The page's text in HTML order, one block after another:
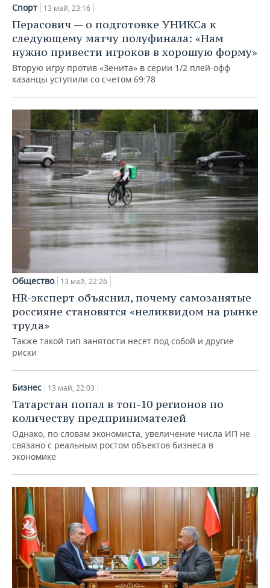
НЕФТЕХИМИЯ
НЕФТЬ
ОПК
ЭНЕРГЕТИКА
РОЗНИЧНАЯ ТОРГОВЛЯ
ТРАНСПОРТ
УСЛУГИ
НОВОСТИ ТЕХНОЛОГИЙ
IT
МЕДИА
МЕРОПРИЯТИЯ
НОВОСТИ МЕРОПРИЯТИЙ
ВЫЕЗДНАЯ РЕДАКЦИЯ
ONLINE-КОНФЕРЕНЦИИ
ОТКРЫТАЯ ЛЕКЦИЯ
СПОРТ
НОВОСТИ СПОРТА
ХОККЕЙ
БАСКЕТБОЛ
ВОЛЕЙБОЛ
КИБЕРСПОРТ
ФИГУРНОЕ КАТАНИЕ
ВОДНЫЕ ВИДЫ СПОРТА
ХОККЕЙ С МЯЧОМ
ОБЩЕСТВО
ВЛАСТЬ
ИНФРАСТРУКТУРА
ИСТОРИЯ
КУЛЬТУРА
МЕДИЦИНА
ОБРАЗОВАНИЕ
ПРОИСШЕСТВИЯ
СЮЖЕТЫ
СПРАВОЧНИК
СПИСОК ПЕРСОН
СПИСОК КОМПАНИЙ
ПОЛНАЯ ВЕРСИЯ
Спорт 13 май, 23:16
Перасович — о подготовке УНИКСа к
следующему матчу полуфинала: «Нам
нужно привести игроков в хорошую форму»
Вторую игру против «Зенита» в серии 1/2 плей-офф
казанцы уступили со счетом 69:78
Общество 13 май, 22:26
HR-эксперт объяснил, почему самозанятые
россияне становятся «неликвидом на рынке
труда»
Также такой тип занятости несет под собой и другие
риски
Бизнес 13 май, 22:03
Татарстан попал в топ-10 регионов по
количеству предпринимателей
Однако, по словам экономиста, увеличение числа ИП не
связано с реальным ростом объектов бизнеса в
экономике